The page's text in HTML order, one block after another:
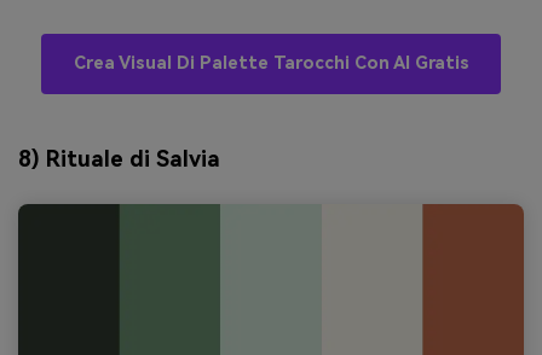
Crea Visual Di Palette Tarocchi Con AI Gratis
8) Rituale di Salvia